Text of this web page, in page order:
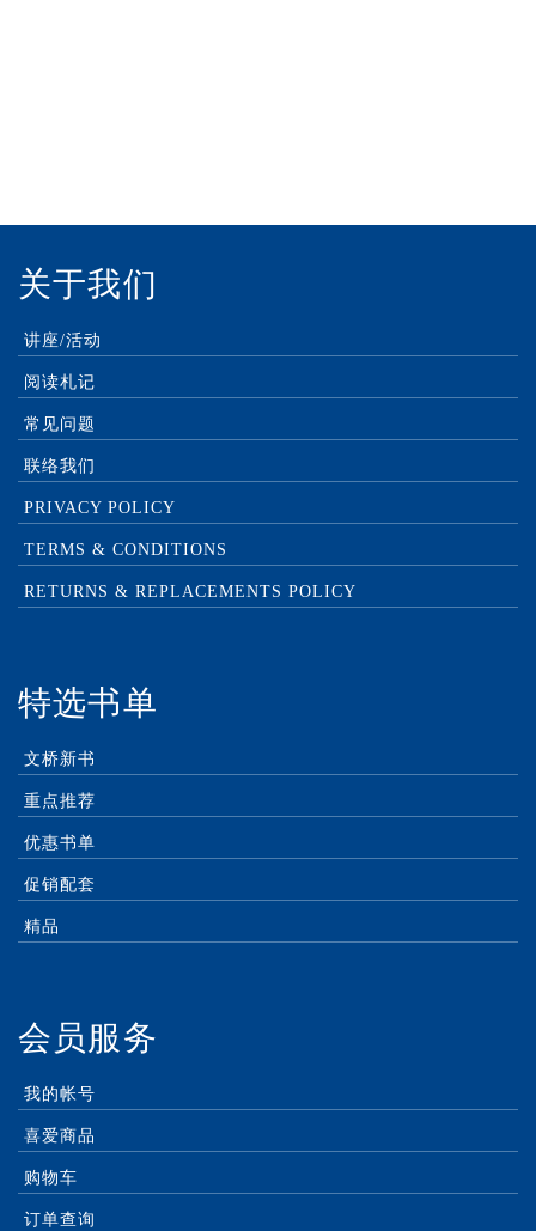
关于我们
讲座/活动
阅读札记
常见问题
联络我们
PRIVACY POLICY
TERMS & CONDITIONS
RETURNS & REPLACEMENTS POLICY
特选书单
文桥新书
重点推荐
优惠书单
促销配套
精品
会员服务
我的帐号
喜爱商品
购物车
订单查询